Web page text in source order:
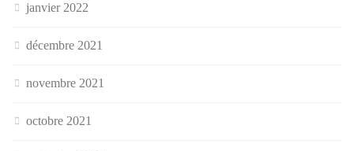
janvier 2022
décembre 2021
novembre 2021
octobre 2021